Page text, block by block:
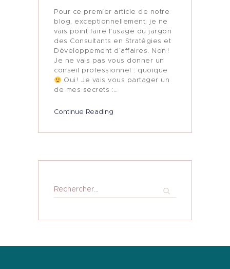
Pour ce premier article de notre
blog, exceptionnellement, je ne
vais point faire l’usage du jargon
des Consultants en Stratégies et
Développement d’affaires. Non !
Je ne vais pas vous donner un
conseil professionnel : quoique
Oui ! Je vais vous partager un
de mes secrets :…
Continue Reading
Rechercher :